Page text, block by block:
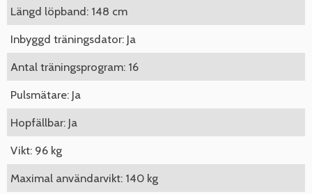
Längd löpband: 148 cm
Inbyggd träningsdator: Ja
Antal träningsprogram: 16
Pulsmätare: Ja
Hopfällbar: Ja
Vikt: 96 kg
Maximal användarvikt: 140 kg